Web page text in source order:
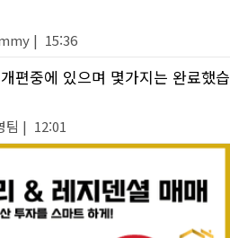
| 15:36
편중에 있으며 몇가지는 완료했습
팀 | 12:01